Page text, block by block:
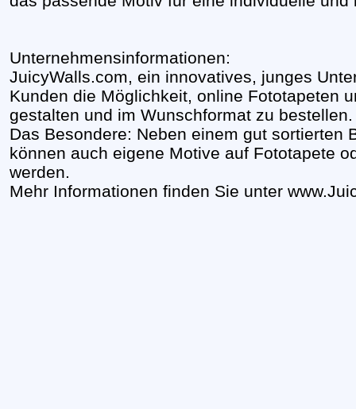
Unternehmensinformationen:
JuicyWalls.com, ein innovatives, junges
Kunden die Möglichkeit, online Fototapeten
gestalten und im Wunschformat zu bestellen.
Das Besondere: Neben einem gut sortierten
können auch eigene Motive auf Fototapete
werden.
Mehr Informationen finden Sie unter